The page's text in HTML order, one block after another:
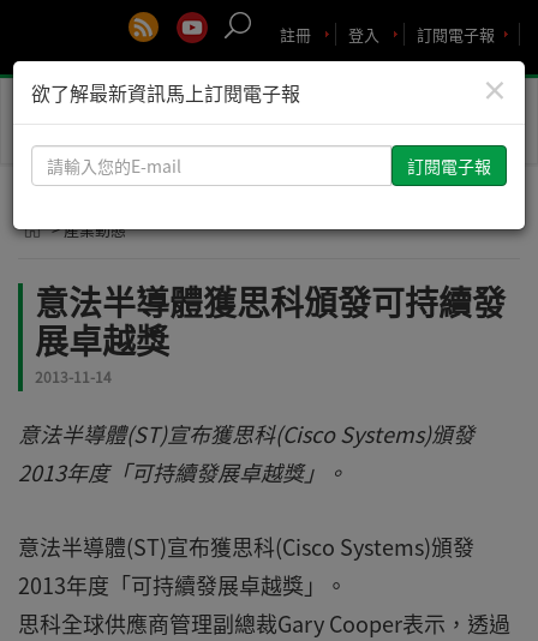
訂閱電子報
登入
註冊
Toggle
> 產業動態
意法半導體獲思科頒發可持續發
展卓越獎
2013-11-14
意法半導體(ST)宣布獲思科(Cisco Systems)頒發
2013年度「可持續發展卓越獎」。
意法半導體(ST)宣布獲思科(Cisco Systems)頒發
2013年度「可持續發展卓越獎」。
思科全球供應商管理副總裁Gary Cooper表示，透過
×
欲了解最新資訊馬上訂閱電子報
請
輸
您
E-
mail